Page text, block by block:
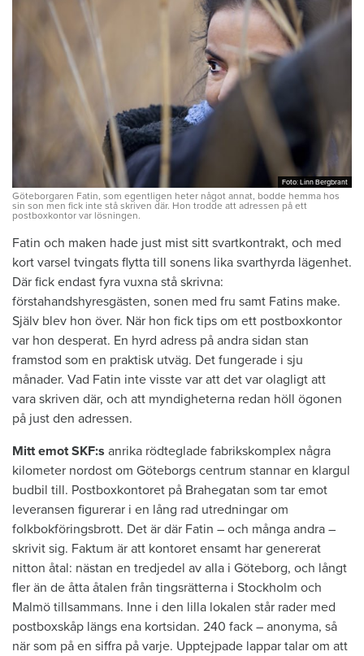
Foto: Linn Bergbrant
Foto: Linn Bergbrant
Göteborgaren Fatin, som egentligen heter något annat, bodde hemma hos
sin son men fick inte stå skriven där. Hon trodde att adressen på ett
postboxkontor var lösningen.
Fatin och maken hade just mist sitt svartkontrakt, och med
kort varsel tvingats flytta till sonens lika svart­hyrda lägenhet.
Där fick endast fyra vuxna stå skrivna:
förstahandshyresgästen, sonen med fru samt Fatins make.
Själv blev hon över. När hon fick tips om ett postboxkontor
var hon desperat. En hyrd adress på andra sidan stan
framstod som en praktisk utväg. Det fungerade i sju
månader. Vad Fatin inte visste var att det var olagligt att
vara skriven där, och att myndigheterna redan höll ögonen
på just den adressen.
Mitt emot SKF:s anrika ­rödteglade ­fabrikskomplex några
kilometer nordost om Göteborgs centrum stannar en ­klargul
budbil till. Postboxkontoret på Brahegatan som tar emot
leveransen figurerar i en lång rad utredningar om
folkbokföringsbrott. Det är där Fatin – och många andra –
skrivit sig. Faktum är att kontoret ensamt har genererat
nitton åtal: nästan en tredjedel av alla i Göteborg, och långt
fler än de åtta åtalen från tingsrätterna i Stockholm och
Malmö tillsammans. Inne i den lilla lokalen står rader med
postboxskåp längs ena kortsidan. 240 fack – anonyma, så
när som på en siffra på varje. Upptejpade lappar talar om att